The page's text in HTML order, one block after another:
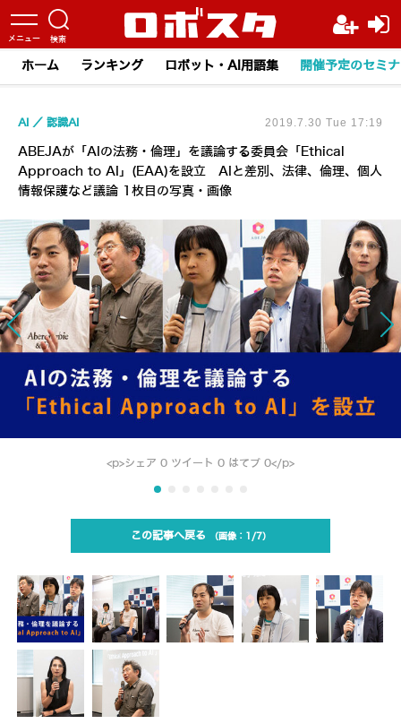
ホーム ランキング ロボット・AI用語集 開催予定のセミ
ABEJAが「AIの法務・倫理」を議論する委員会「Ethical
Approach to AI」(EAA)を設立 AIと差別、法律、倫理、個人
情報保護など議論 1枚目の写真・画像
AI 認識AI 2019.7.30 Tue 17:19
<p>シェア 0 ツイート 0 はてブ 0</p>
この記事へ戻る 1/7